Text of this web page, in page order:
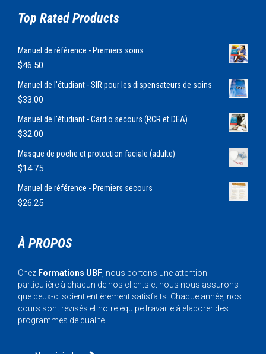
Top Rated Products
Manuel de référence - Premiers soins
$46.50
Manuel de l'étudiant - SIR pour les dispensateurs de soins
$33.00
Manuel de l'étudiant - Cardio secours (RCR et DEA)
$32.00
Masque de poche et protection faciale (adulte)
$14.75
Manuel de référence - Premiers secours
$26.25
À PROPOS
Chez Formations UBF , nous portons une attention
particulière à chacun de nos clients et nous nous assurons
que ceux-ci soient entièrement satisfaits. Chaque année, nos
cours sont révisés et notre équipe travaille à élaborer des
programmes de qualité.